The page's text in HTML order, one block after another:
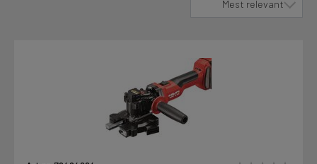
Mest relevant